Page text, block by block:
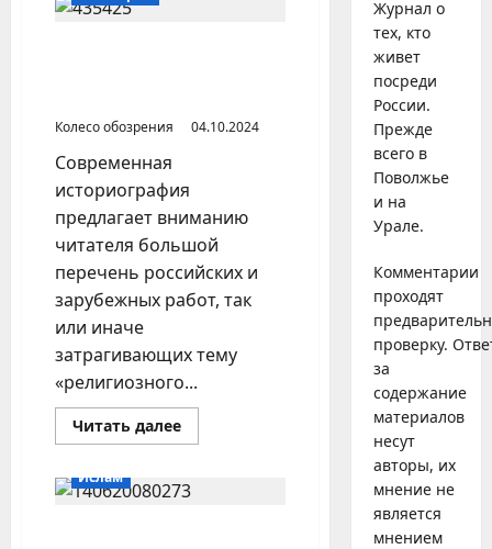
Колесо обозрения
04.10.2024
Современная
историография
предлагает вниманию
читателя большой
перечень российских и
зарубежных работ, так
или иначе
затрагивающих тему
«религиозного...
Читать далееПрочитать
больше
духовное
управление
Ислам
Журнал о
тех, кто
живет
посреди
России.
Прежде
всего в
Поволжье
и на
Урале.
Комментарии
проходят
проверку.
за
содержание
материалов
несут
авторы, их
мнение не
является
мнением